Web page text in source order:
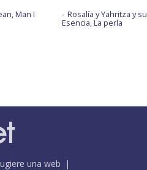
Man I Rosalía y Yahritza y su
Esencia, La perla
una web